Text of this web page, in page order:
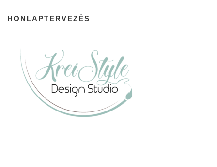
HONLAPTERVEZÉS